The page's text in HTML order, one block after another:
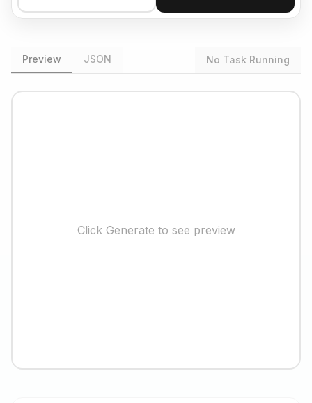
Preview JSON No Task Running
Click Generate to see preview